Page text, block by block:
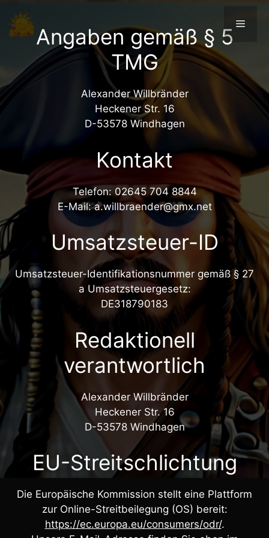
content
Menu
Angaben gemäß § 5
TMG
Alexander Willbränder
Heckener Str. 16
D-53578 Windhagen
Kontakt
Telefon: 02645 704 8844
E-Mail: a.willbraender@gmx.net
Umsatzsteuer-ID
Umsatzsteuer-Identifikationsnummer gemäß § 27
a Umsatzsteuergesetz:
DE318790183
Redaktionell
verantwortlich
Alexander Willbränder
Heckener Str. 16
D-53578 Windhagen
EU-Streitschlichtung
Die Europäische Kommission stellt eine Plattform
zur Online-Streitbeilegung (OS) bereit:
https://ec.europa.eu/consumers/odr/.